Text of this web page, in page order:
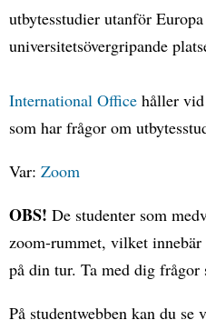
utbytesstudier utanför
universitetsövergripande
International Office håller
som har frågor om
Var: Zoom
OBS! De studenter som
zoom-rummet, vilket
på din tur. Ta med dig frågor
På studentwebben kan du